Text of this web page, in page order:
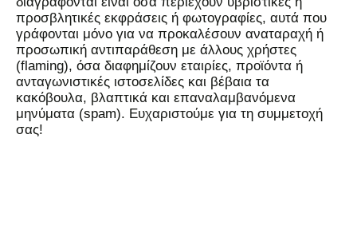
προσβλητικές εκφράσεις ή φωτογραφίες, αυτά που
γράφονται μόνο για να προκαλέσουν αναταραχή ή
προσωπική αντιπαράθεση με άλλους χρήστες
(flaming), όσα διαφημίζουν εταιρίες, προϊόντα ή
ανταγωνιστικές ιστοσελίδες και βέβαια τα
κακόβουλα, βλαπτικά και επαναλαμβανόμενα
μηνύματα (spam). Ευχαριστούμε για τη συμμετοχή
σας!